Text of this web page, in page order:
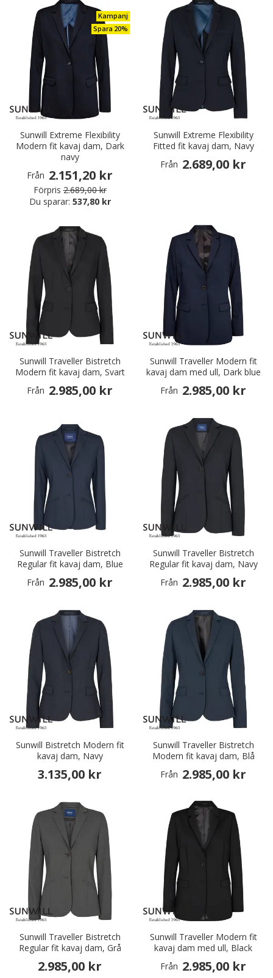
Kampanj
Spara 20%
Sunwill Extreme Flexibility
Modern fit kavaj dam, Dark
navy
Från 2.151,20 kr
Förpris 2.689,00 kr
Du sparar: 537,80 kr
Sunwill Extreme Flexibility
Fitted fit kavaj dam, Navy
Från 2.689,00 kr
Sunwill Traveller Bistretch
Modern fit kavaj dam, Svart
Från 2.985,00 kr
Sunwill Traveller Modern fit
kavaj dam med ull, Dark blue
Från 2.985,00 kr
Sunwill Traveller Bistretch
Regular fit kavaj dam, Blue
Från 2.985,00 kr
Sunwill Traveller Bistretch
Regular fit kavaj dam, Navy
Från 2.985,00 kr
Sunwill Bistretch Modern fit
kavaj dam, Navy
3.135,00 kr
Sunwill Traveller Bistretch
Modern fit kavaj dam, Blå
Från 2.985,00 kr
Sunwill Traveller Bistretch
Regular fit kavaj dam, Grå
2.985,00 kr
Sunwill Traveller Modern fit
kavaj dam med ull, Black
Från 2.985,00 kr